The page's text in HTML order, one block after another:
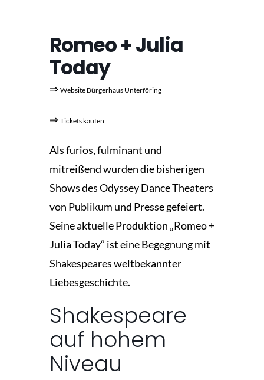
Romeo + Julia
Today
⇒ Website Bürgerhaus Unterföring
⇒ Tickets kaufen
Als furios, fulminant und
mitreißend wurden die bisherigen
Shows des Odyssey Dance Theaters
von Publikum und Presse gefeiert.
Seine aktuelle Produktion „Romeo +
Julia Today“ ist eine Begegnung mit
Shakespeares weltbekannter
Liebesgeschichte.
Shakespeare
auf hohem
Niveau